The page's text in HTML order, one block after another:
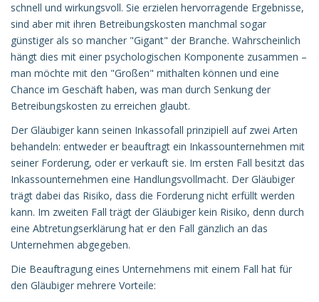
schnell und wirkungsvoll. Sie erzielen hervorragende Ergebnisse,
sind aber mit ihren Betreibungskosten manchmal sogar
günstiger als so mancher "Gigant" der Branche. Wahrscheinlich
hängt dies mit einer psychologischen Komponente zusammen –
man möchte mit den "Großen" mithalten können und eine
Chance im Geschäft haben, was man durch Senkung der
Betreibungskosten zu erreichen glaubt.
Der Gläubiger kann seinen Inkassofall prinzipiell auf zwei Arten
behandeln: entweder er beauftragt ein Inkassounternehmen mit
seiner Forderung, oder er verkauft sie. Im ersten Fall besitzt das
Inkassounternehmen eine Handlungsvollmacht. Der Gläubiger
trägt dabei das Risiko, dass die Forderung nicht erfüllt werden
kann. Im zweiten Fall trägt der Gläubiger kein Risiko, denn durch
eine Abtretungserklärung hat er den Fall gänzlich an das
Unternehmen abgegeben.
Die Beauftragung eines Unternehmens mit einem Fall hat für
den Gläubiger mehrere Vorteile: